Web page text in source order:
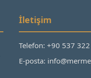
İletişim
Telefon: +90 537
E-posta: